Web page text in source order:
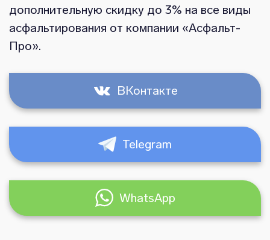
дополнительную скидку до 3% на все виды
асфальтирования от компании «Асфальт-
Про».
ВКонтакте
Telegram
WhatsApp